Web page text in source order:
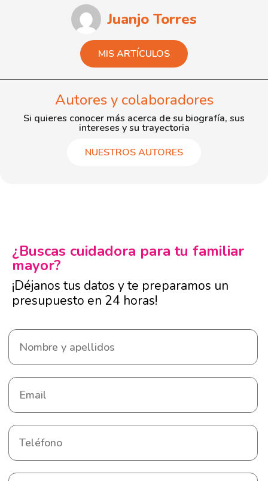
Juanjo Torres
MIS ARTÍCULOS
Autores y colaboradores
Si quieres conocer más acerca de su biografía, sus
intereses y su trayectoria
NUESTROS AUTORES
¿Buscas cuidadora para tu familiar
mayor?
¡Déjanos tus datos y te preparamos un
presupuesto en 24 horas!